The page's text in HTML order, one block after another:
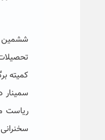
کمیته
ریاست